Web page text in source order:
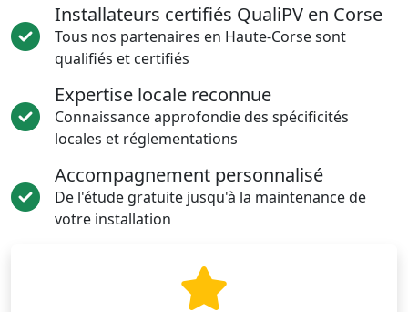
Installateurs certifiés QualiPV en Corse
Tous nos partenaires en Haute-Corse sont
qualifiés et certifiés
Expertise locale reconnue
Connaissance approfondie des spécificités
locales et réglementations
Accompagnement personnalisé
De l'étude gratuite jusqu'à la maintenance de
votre installation